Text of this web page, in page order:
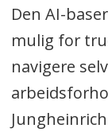
Den AI-
mulig for
navigere